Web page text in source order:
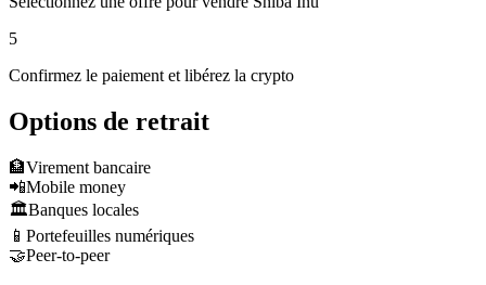
5
Confirmez le paiement et libérez la crypto
Options de retrait
🏦Virement bancaire
📲Mobile money
🏛️Banques locales
📱 Portefeuilles numériques
🤝Peer-to-peer